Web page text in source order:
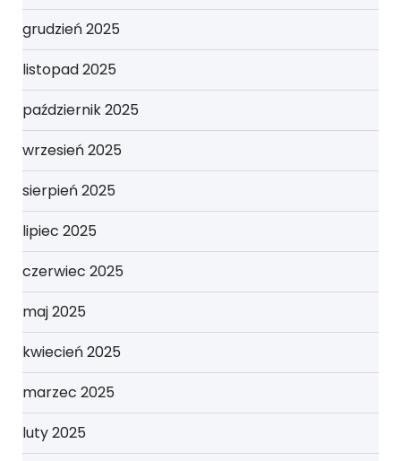
grudzień 2025
listopad 2025
październik 2025
wrzesień 2025
sierpień 2025
lipiec 2025
czerwiec 2025
maj 2025
kwiecień 2025
marzec 2025
luty 2025